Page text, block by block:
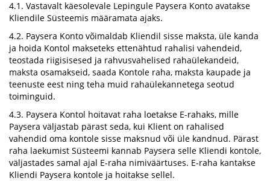
4.1. Vastavalt käesolevale Lepingule Paysera Konto avatakse
Kliendile Süsteemis määramata ajaks.
4.2. Paysera Konto võimaldab Kliendil sisse maksta, üle kanda
ja hoida Kontol makseteks ettenähtud rahalisi vahendeid,
teostada riigisisesed ja rahvusvahelised rahaülekandeid,
maksta osamakseid, saada Kontole raha, maksta kaupade ja
teenuste eest ning teha muid rahaülekannetega seotud
toiminguid.
4.3. Paysera Kontol hoitavat raha loetakse E-rahaks, mille
Paysera väljastab pärast seda, kui Klient on rahalised
vahendid oma kontole sisse maksnud või üle kandnud. Pärast
raha laekumist Süsteemi kannab Paysera selle Kliendi kontole,
väljastades samal ajal E-raha nimiväärtuses. E-raha kantakse
Kliendi Paysera kontole ja hoitakse sellel.